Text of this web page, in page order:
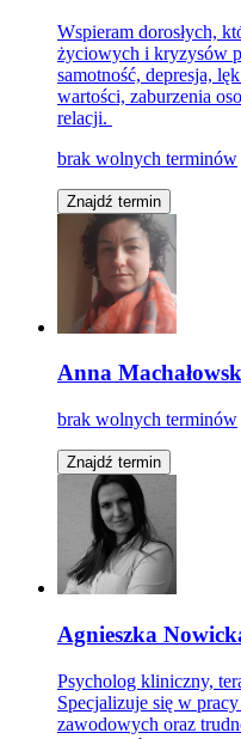
Wspieram dorosłych,
życiowych i kryzysów
samotność, depresja,
wartości, zaburzenia
relacji.
brak wolnych terminów
Znajdź termin
Anna
brak wolnych terminów
Znajdź termin
Agnieszka
Psycholog kliniczny,
Specjalizuje się w
zawodowych oraz